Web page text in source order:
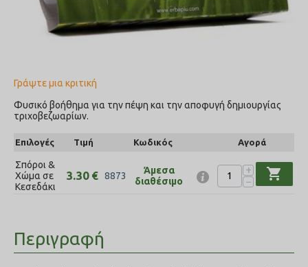
Γράψτε μια κριτική
Φυσικό βοήθημα για την πέψη και την αποφυγή δημιουργίας
τριχοβεζωαρίων.
Επιλογές Τιμή Κωδικός Αγορά
Σπόροι &
Χώμα σε
Κεσεδάκι
3.30 € 8873
Άμεσα
διαθέσιμο
+
−
shopping_cart
Περιγραφή